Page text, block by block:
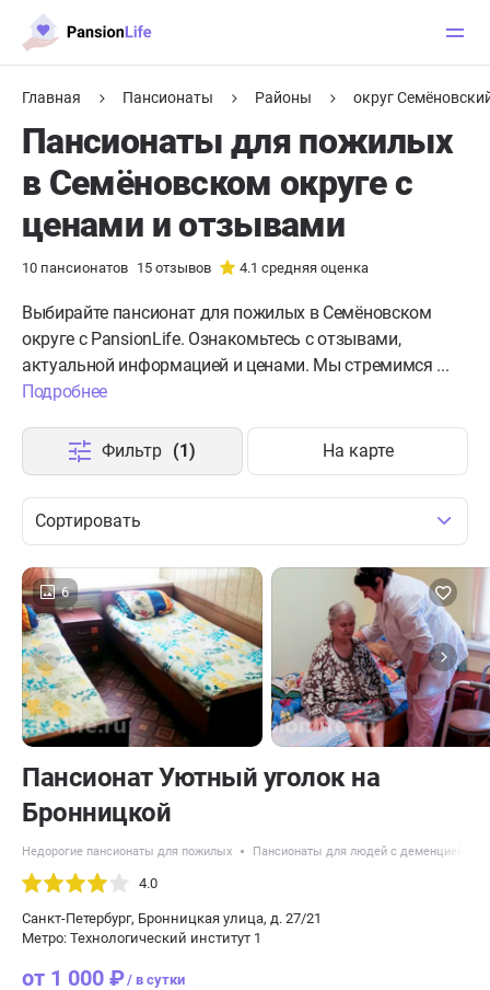
Главная Пансионаты Районы округ
Пансионаты для пожилых
в Семёновском округе с
ценами и отзывами
10 пансионатов 15 отзывов 4.1 средняя оценка
Выбирайте пансионат для пожилых в Семёновском
округе с PansionLife. Ознакомьтесь с отзывами,
актуальной информацией и ценами. Мы стремимся ...
Подробнее
Сортировать
Фильтр (1) На карте
6
Пансионат Уютный уголок на
Бронницкой
Недорогие пансионаты для пожилых Пансионаты для людей с деменцией
4.0
Санкт-Петербург, Бронницкая улица, д. 27/21
Метро: Технологический институт 1
от 1 000 ₽/ в сутки